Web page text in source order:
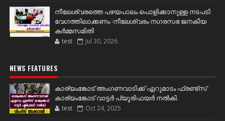
നീലേശ്വരത്തെ പഴയപാലം പൊളിക്കാനുള്ള നടപടി
വേഗത്തിലാക്കണം :നീലേശ്വരം നഗരസഭ ജനകീയ
കർമ്മസമിതി
test Jul 30, 2026
NEWS FEATURES
കാര്യംങ്കോട് അംഗണവാടിക്ക് ഏറുമാടം ഫ്രണ്ട്സ്
കാര്യംങ്കോട് വാട്ടർ പ്യൂരിഫയർ നൽകി.
test Oct 24, 2025